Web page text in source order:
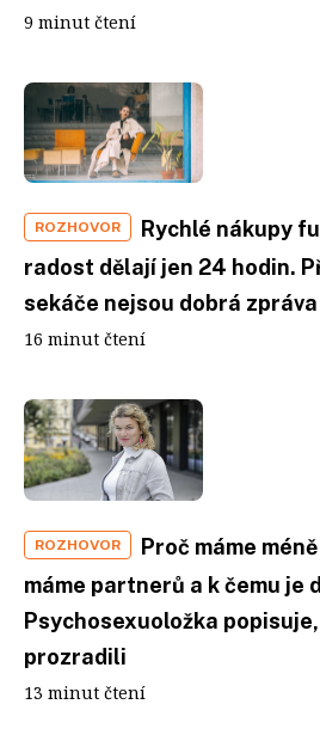
9 minut čtení
ROZHOVOR
Rychlé nákupy
radost dělají jen 24 hodin.
sekáče nejsou dobrá zpráva
16 minut čtení
ROZHOVOR
Proč máme
máme partnerů a k čemu je
Psychosexuoložka
prozradili
13 minut čtení